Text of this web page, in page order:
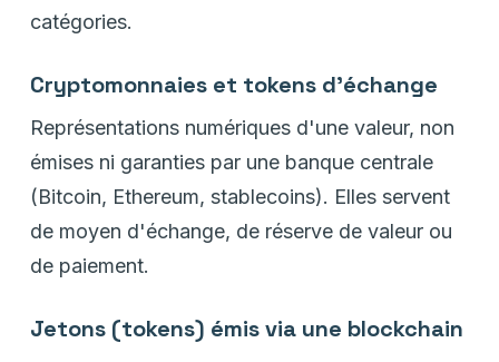
catégories.
Cryptomonnaies et tokens d'échange
Représentations numériques d'une valeur, non
émises ni garanties par une banque centrale
(Bitcoin, Ethereum, stablecoins). Elles servent
de moyen d'échange, de réserve de valeur ou
de paiement.
Jetons (tokens) émis via une blockchain